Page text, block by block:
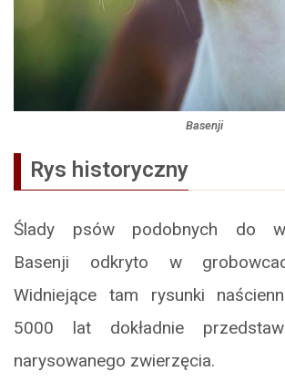
Basenji
Rys historyczny
Ślady psów podobnych do
Basenji odkryto w
Widniejące tam rysunki
5000 lat dokładnie
narysowanego zwierzęcia.